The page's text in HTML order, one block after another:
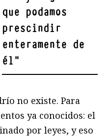
que podamos
prescindir
enteramente de
él"
no existe. Para
ya conocidos: el
por leyes, y eso